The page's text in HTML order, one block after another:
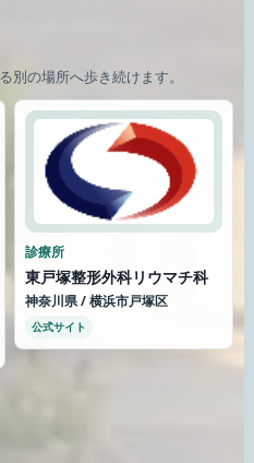
別の場所へ歩き続けます。
診療所
東戸塚整形外科リウマチ科
神奈川県 / 横浜市戸塚区
公式サイト